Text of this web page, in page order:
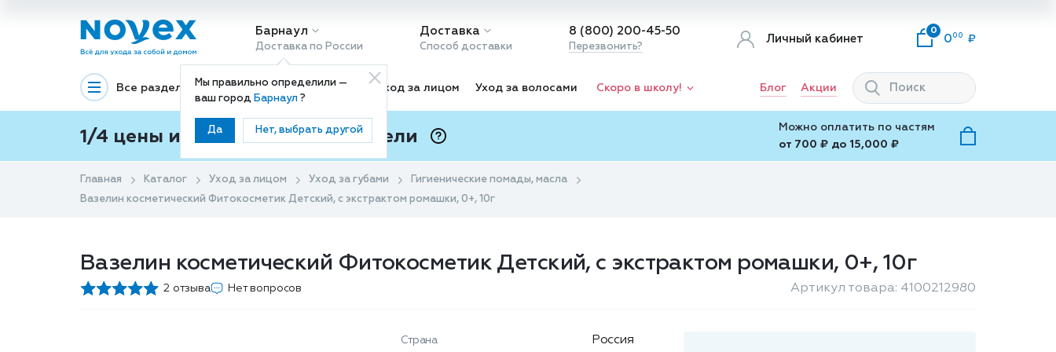
Барнаул
Доставка по России
Мы правильно определили —
ваш город Барнаул?
Да Нет, выбрать другой
Доставка
Способ доставки
8 (800) 200-45-50
Перезвонить?
Личный кабинет
0
0 00
Все разделы Декоративная косметика Уход за лицом Уход за волосами Скоро в школу! Блог Акции
1/4 цены и покупки ваши с Подели
Можно оплатить по частям
от 700 ₽ до 15,000 ₽
Главная Каталог Уход за лицом Уход за губами
Гигиенические помады, масла
Вазелин косметический Фитокосметик Детский, с экстрактом ромашки, 0+, 10г
Вазелин косметический Фитокосметик Детский, с экстрактом ромашки, 0+, 10г
2 отзыва Нет вопросов Артикул товара: 4100212980
Страна Россия